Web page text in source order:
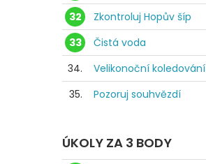
32
Zkontroluj Hopův šíp
33
Čistá voda
34.
Velikonoční koledování
35.
Pozoruj souhvězdí
ÚKOLY ZA 3 BODY